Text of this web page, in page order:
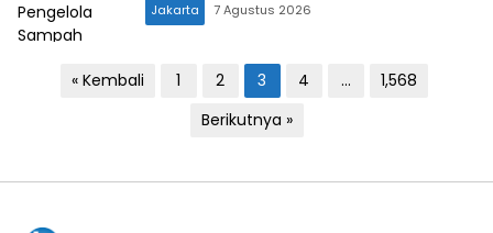
Jakarta 7 Agustus 2026
Paginasi
« Kembali 1 2 3 4 …
1,568
Berikutnya »